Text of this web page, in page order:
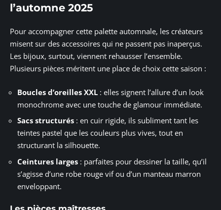
l’automne 2025
Pour accompagner cette palette automnale, les créateurs
misent sur des accessoires qui ne passent pas inaperçus.
Les bijoux, surtout, viennent rehausser l’ensemble.
Plusieurs pièces méritent une place de choix cette saison :
Boucles d’oreilles XXL : elles signent l’allure d’un look
monochrome avec une touche de glamour immédiate.
Sacs structurés : en cuir rigide, ils subliment tant les
teintes pastel que les couleurs plus vives, tout en
structurant la silhouette.
Ceintures larges : parfaites pour dessiner la taille, qu’il
s’agisse d’une robe rouge vif ou d’un manteau marron
enveloppant.